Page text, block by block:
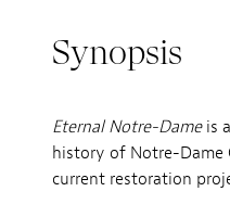
Synopsis
Eternal Notre-Dameis
history of Notre-Dame
current restoration